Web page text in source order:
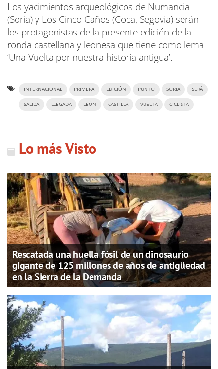
Los yacimientos arqueológicos de Numancia
(Soria) y Los Cinco Caños (Coca, Segovia) serán
los protagonistas de la presente edición de la
ronda castellana y leonesa que tiene como lema
‘Una Vuelta por nuestra historia antigua’.
INTERNACIONAL PRIMERA EDICIÓN PUNTO SORIA SERÁ
SALIDA LLEGADA LEÓN CASTILLA VUELTA CICLISTA
Lo más Visto
Rescatada una huella fósil de un dinosaurio
gigante de 125 millones de años de antigüedad
en la Sierra de la Demanda